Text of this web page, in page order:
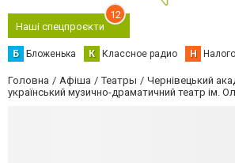
Наші спецпроєкти
12
Б Бложенька К Классное радио Н
Головна Афіша Театры
Чернівецький
український музично-драматичний театр ім.